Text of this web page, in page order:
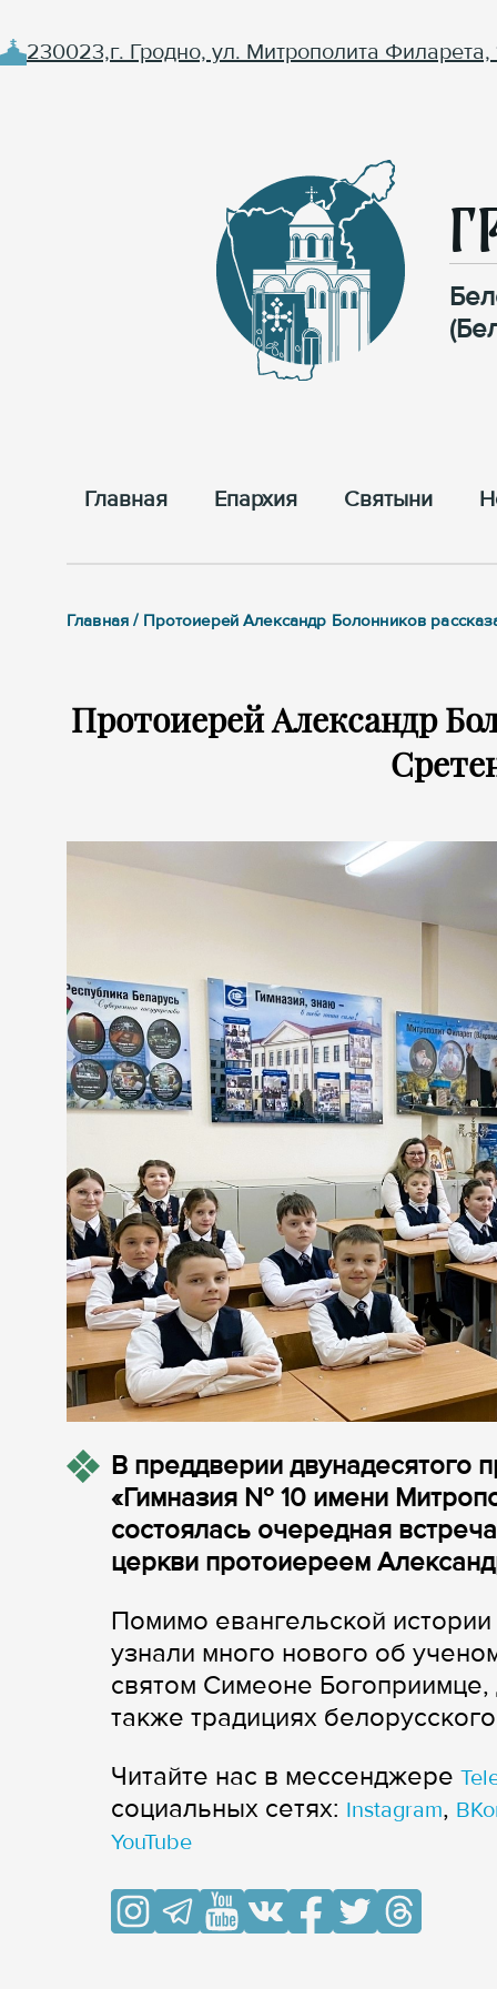
230023,г. Гродно, ул. Митрополита Филарета,
Главная Епархия Cвятыни
Главная / Протоиерей Александр Болонников
Протоиерей Александр
В преддверии двунадесятого
«Гимназия № 10 имени
состоялась очередная
церкви протоиереем
Помимо евангельской
узнали много нового об
святом Симеоне
также традициях
Читайте нас в мессенджере
cоциальных сетях: Instagram,
YouTube